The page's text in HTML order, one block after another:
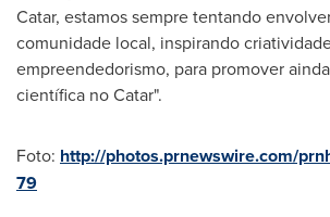
Catar, estamos sempre tentando
comunidade local, inspirando
empreendedorismo, para promover
científica no Catar".
Foto: http://photos.prnewswire.com/
79